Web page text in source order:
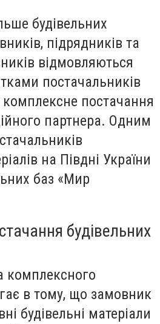
будівельних
підрядників та
відмовляються
постачальників
постачання
партнера. Одним
на Півдні України
баз «Мир
будівельних
комплексного
в тому, що замовник
будівельні матеріали